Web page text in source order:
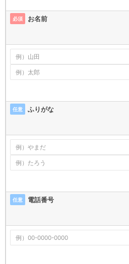
必須 お名前
任意 ふりがな
任意 電話番号